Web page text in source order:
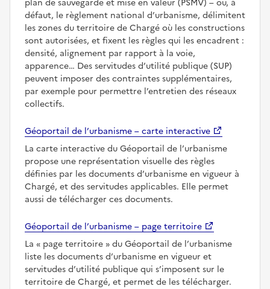
défaut, le règlement national d’urbanisme, délimitent
les zones du territoire de Chargé où les constructions
sont autorisées, et fixent les règles qui les encadrent :
densité, alignement par rapport à la voie,
apparence… Des servitudes d’utilité publique (SUP)
peuvent imposer des contraintes supplémentaires,
par exemple pour permettre l’entretien des réseaux
collectifs.
Géoportail de l’urbanisme – carte interactive
La carte interactive du Géoportail de l’urbanisme
propose une représentation visuelle des règles
définies par les documents d’urbanisme en vigueur à
Chargé, et des servitudes applicables. Elle permet
aussi de télécharger ces documents.
Géoportail de l’urbanisme – page territoire
La
page territoire
du Géoportail de l’urbanisme
liste les documents d’urbanisme en vigueur et
servitudes d’utilité publique qui s’imposent sur le
territoire de Chargé, et permet de les télécharger.